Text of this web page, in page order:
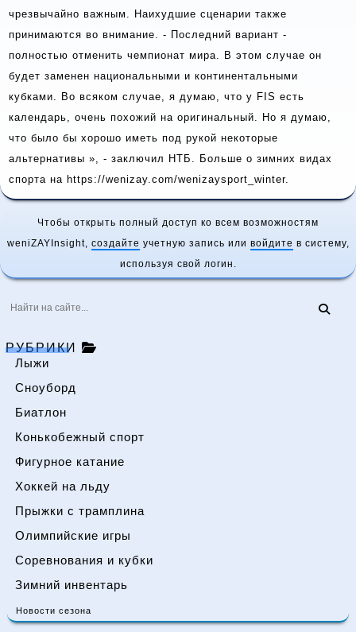
чрезвычайно важным. Наихудшие сценарии также
принимаются во внимание. - Последний вариант -
полностью отменить чемпионат мира. В этом случае он
будет заменен национальными и континентальными
кубками. Во всяком случае, я думаю, что у FIS есть
календарь, очень похожий на оригинальный. Но я думаю,
что было бы хорошо иметь под рукой некоторые
альтернативы », - заключил НТБ. Больше о зимних видах
спорта на https://wenizay.com/wenizaysport_winter.
Чтобы открыть полный доступ ко всем возможностям
weniZAYInsight, создайте учетную запись или войдите в систему,
используя свой логин.
РУБРИКИ
Лыжи
Сноуборд
Биатлон
Конькобежный спорт
Фигурное катание
Хоккей на льду
Прыжки с трамплина
Олимпийские игры
Соревнования и кубки
Зимний инвентарь
Новости сезона